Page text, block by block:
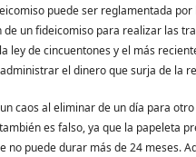
puede ser reglamentada
un fideicomiso para realizar las
ley de cincuentones y el más
el dinero que surja de la
caos al eliminar de un día para
es falso, ya que la papeleta
no puede durar más de 24 meses.